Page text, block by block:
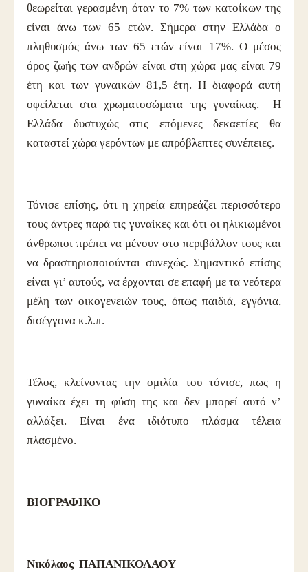
θεωρείται γερασμένη όταν το 7% των κατοίκων της
είναι άνω των 65 ετών. Σήμερα στην Ελλάδα ο
πληθυσμός άνω των 65 ετών είναι 17%. Ο μέσος
όρος ζωής των ανδρών είναι στη χώρα μας είναι 79
έτη και των γυναικών 81,5 έτη. Η διαφορά αυτή
οφείλεται στα χρωματοσώματα της γυναίκας. Η
Ελλάδα δυστυχώς στις επόμενες δεκαετίες θα
καταστεί χώρα γερόντων με απρόβλεπτες συνέπειες.
Τόνισε επίσης, ότι η χηρεία επηρεάζει περισσότερο
τους άντρες παρά τις γυναίκες και ότι οι ηλικιωμένοι
άνθρωποι πρέπει να μένουν στο περιβάλλον τους και
να δραστηριοποιούνται συνεχώς. Σημαντικό επίσης
είναι γι’ αυτούς, να έρχονται σε επαφή με τα νεότερα
μέλη των οικογενειών τους, όπως παιδιά, εγγόνια,
δισέγγονα κ.λ.π.
Τέλος, κλείνοντας την ομιλία του τόνισε, πως η
γυναίκα έχει τη φύση της και δεν μπορεί αυτό ν’
αλλάξει. Είναι ένα ιδιότυπο πλάσμα τέλεια
πλασμένο.
ΒΙΟΓΡΑΦΙΚΟ
Νικόλαος ΠΑΠΑΝΙΚΟΛΑΟΥ